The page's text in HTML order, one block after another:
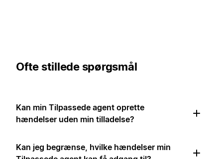
Ofte stillede spørgsmål
Kan min Tilpassede agent oprette
hændelser uden min tilladelse?
Kan jeg begrænse, hvilke hændelser min